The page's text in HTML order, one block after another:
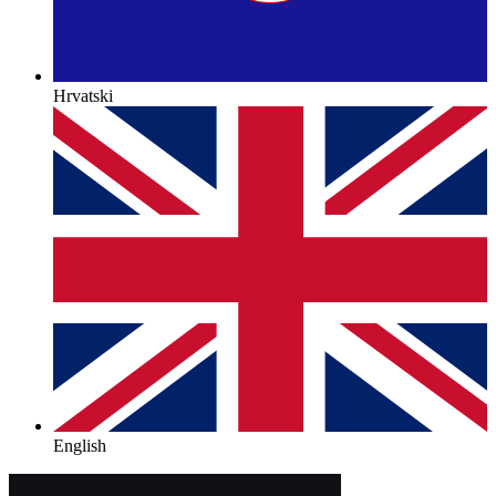
Hrvatski
English